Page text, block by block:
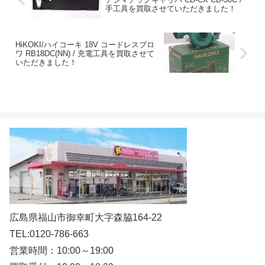
手工具を買取させていただきました！
HiKOKI/ハイコーキ 18V コードレスブロ
ワ RB18DC(NN) / 充電工具を買取させて
いただきました！
広島県福山市御幸町大字森脇164-22
TEL:0120-786-663
営業時間：10:00～19:00